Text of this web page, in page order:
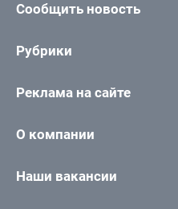
Сообщить новость
Рубрики
Реклама на сайте
О компании
Наши вакансии